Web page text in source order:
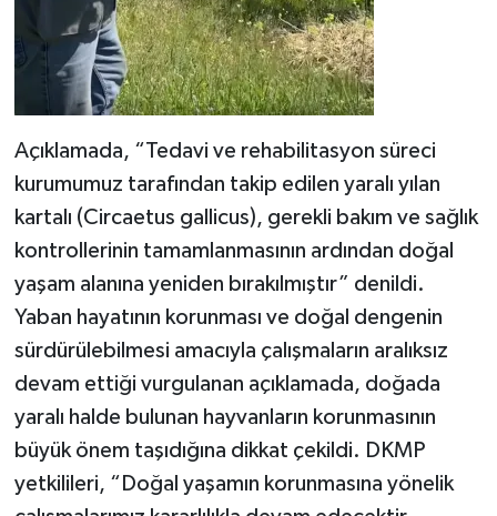
Açıklamada, “Tedavi ve rehabilitasyon süreci
kurumumuz tarafından takip edilen yaralı yılan
kartalı (Circaetus gallicus), gerekli bakım ve sağlık
kontrollerinin tamamlanmasının ardından doğal
yaşam alanına yeniden bırakılmıştır” denildi.
Yaban hayatının korunması ve doğal dengenin
sürdürülebilmesi amacıyla çalışmaların aralıksız
devam ettiği vurgulanan açıklamada, doğada
yaralı halde bulunan hayvanların korunmasının
büyük önem taşıdığına dikkat çekildi. DKMP
yetkilileri, “Doğal yaşamın korunmasına yönelik